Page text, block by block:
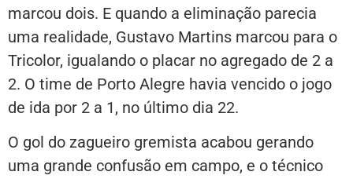
marcou dois. E quando a eliminação parecia
uma realidade, Gustavo Martins marcou para o
Tricolor, igualando o placar no agregado de 2 a
2. O time de Porto Alegre havia vencido o jogo
de ida por 2 a 1, no último dia 22.
O gol do zagueiro gremista acabou gerando
uma grande confusão em campo, e o técnico